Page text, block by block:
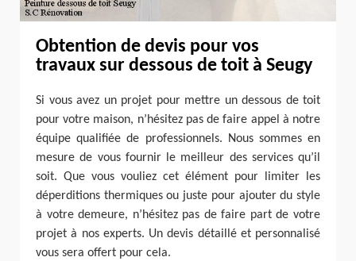
Obtention de devis pour vos
travaux sur dessous de toit à Seugy
Si vous avez un projet pour mettre un dessous de toit
pour votre maison, n’hésitez pas de faire appel à notre
équipe qualifiée de professionnels. Nous sommes en
mesure de vous fournir le meilleur des services qu’il
soit. Que vous vouliez cet élément pour limiter les
déperditions thermiques ou juste pour ajouter du style
à votre demeure, n’hésitez pas de faire part de votre
projet à nos experts. Un devis détaillé et personnalisé
vous sera offert pour cela.